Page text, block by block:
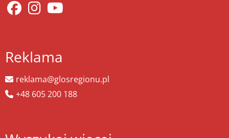
Reklama
reklama@glosregionu.pl
+48 605 200 188